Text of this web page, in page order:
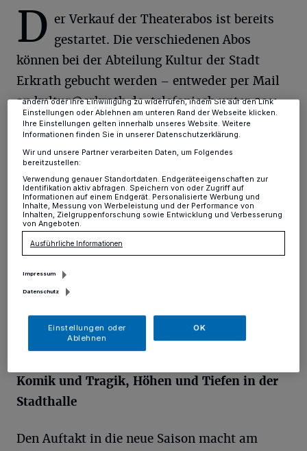
D er Verkauf der Theaterabos ist bereits
gestartet. Die verschiedenen Abos
können bei der Abteilung Kultur der Stadt
Erkrath gebucht werden – entweder per Mail
ankultur@erkrath.de, telefonisch unter 0211
2407-4009 oder online unter
Einzelkarten sind ab dem 18. Juli erhältlich
und können dann im Online-Ticketshop unter
www.tickets.erkrath.de reserviert werden. Es
gibt drei verschiedene Preiskategorien. Die
Programmheft der neuen Theatersaison liegt
beispielsweise im Rathaus, den Büchereien
oder im Baviercenter.
Komik und Tragik, Höhen und Tiefen in der
Stadthalle
Den Auftakt in die neue Saison macht am
Wir und unsere 218
-Partner speichern und greifen auf
personenbezogene Daten wie Browserdaten oder eindeutige
Kennungen auf Ihrem Gerät zu. Durch Auswahl von OK aktivieren Sie
Tracking-Technologien für die unter „Wir und unsere Partner
verarbeiten Daten, um Ihnen Dienste bereitzustellen“ aufgeführten
Zwecke. Wenn Tracker deaktiviert sind, sind manche Inhalte und
Anzeigen möglicherweise nicht mehr so relevant für Sie. Sie können
dieses Menü jederzeit wieder aufrufen, um Ihre Einstellungen zu
ändern oder Ihre Einwilligung zu widerrufen, indem Sie auf den Link
Einstellungen oder Ablehnen am unteren Rand der Webseite klicken.
Ihre Einstellungen gelten innerhalb unseres Website. Weitere
Informationen finden Sie in unserer Datenschutzerklärung.
Wir und unsere Partner verarbeiten Daten, um Folgendes
bereitzustellen:
Verwendung genauer Standortdaten. Endgeräteeigenschaften zur
Identifikation aktiv abfragen. Speichern von oder Zugriff auf
Informationen auf einem Endgerät. Personalisierte Werbung und
Inhalte, Messung von Werbeleistung und der Performance von
Inhalten, Zielgruppenforschung sowie Entwicklung und Verbesserung
von Angeboten.
Ausführliche Informationen
Impressum
Datenschutz
Einstellungen oder
Ablehnen
OK